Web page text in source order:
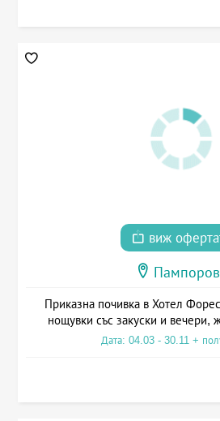
виж
Приказна почивка в Хотел
нощувки със закуски и вечери,
Дата: 04.03 - 30.11 +